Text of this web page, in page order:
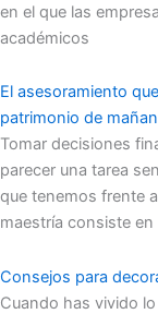
en el que las
académicos
El asesoramiento
patrimonio de
Tomar decisiones
parecer una tarea
que tenemos frente
maestría consiste
Consejos para
Cuando has vivido